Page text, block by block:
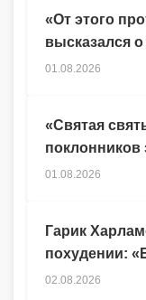
Гарик
похудении:
02.08.2026
«От этого
высказался
01.08.2026
«Святая
поклонников
01.08.2026